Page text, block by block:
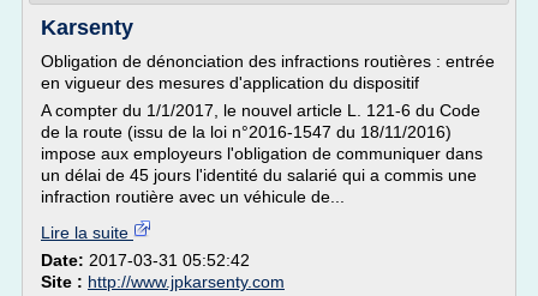
Karsenty
Obligation de dénonciation des infractions routières : entrée
en vigueur des mesures d'application du dispositif
A compter du 1/1/2017, le nouvel article L. 121-6 du Code
de la route (issu de la loi n°2016-1547 du 18/11/2016)
impose aux employeurs l'obligation de communiquer dans
un délai de 45 jours l'identité du salarié qui a commis une
infraction routière avec un véhicule de...
Lire la suite
Date: 2017-03-31 05:52:42
Site : http://www.jpkarsenty.com